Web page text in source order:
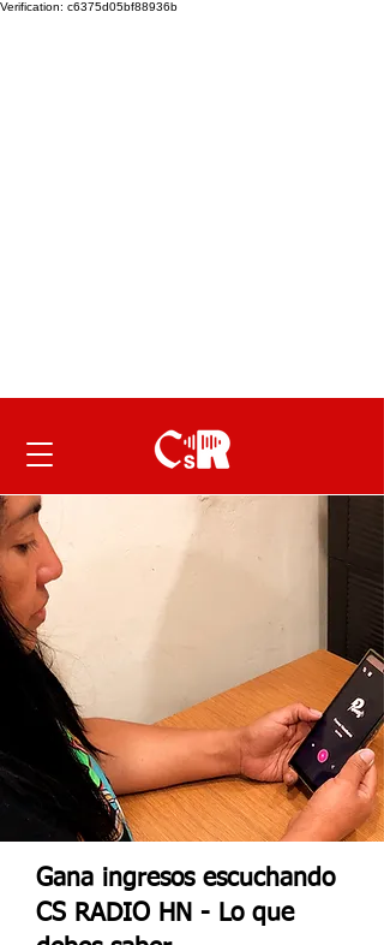
Verification: c6375d05bf88936b
Gana ingresos escuchando
CS RADIO HN - Lo que